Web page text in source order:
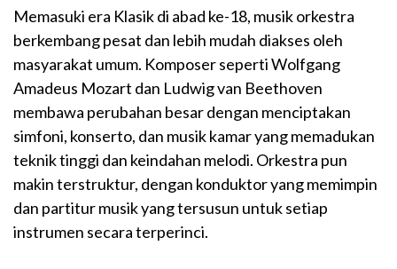
Memasuki era Klasik di abad ke-18, musik orkestra
berkembang pesat dan lebih mudah diakses oleh
masyarakat umum. Komposer seperti Wolfgang
Amadeus Mozart dan Ludwig van Beethoven
membawa perubahan besar dengan menciptakan
simfoni, konserto, dan musik kamar yang memadukan
teknik tinggi dan keindahan melodi. Orkestra pun
makin terstruktur, dengan konduktor yang memimpin
dan partitur musik yang tersusun untuk setiap
instrumen secara terperinci.